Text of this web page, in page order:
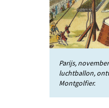
Parijs,
luchtballon,
Montgolfier.